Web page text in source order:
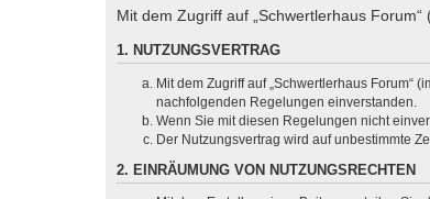
Mit dem Zugriff auf „Schwertlerhaus
1. NUTZUNGSVERTRAG
Mit dem Zugriff auf „Schwertlerhaus Forum“
nachfolgenden Regelungen einverstanden.
Wenn Sie mit diesen Regelungen nicht
Der Nutzungsvertrag wird auf unbestimmte
2. EINRÄUMUNG VON NUTZUNGSRECHTEN